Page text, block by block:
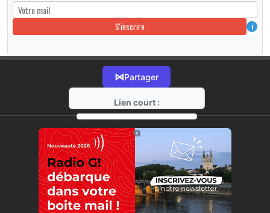
S'inscrire i
⋈Partager
Lien court :
https://radio-g.fr?r422
⧉